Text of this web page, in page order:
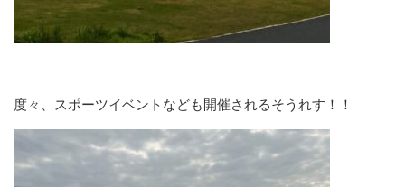
度々、スポーツイベントなども開催されるそうれす！！